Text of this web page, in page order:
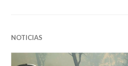
NOTICIAS